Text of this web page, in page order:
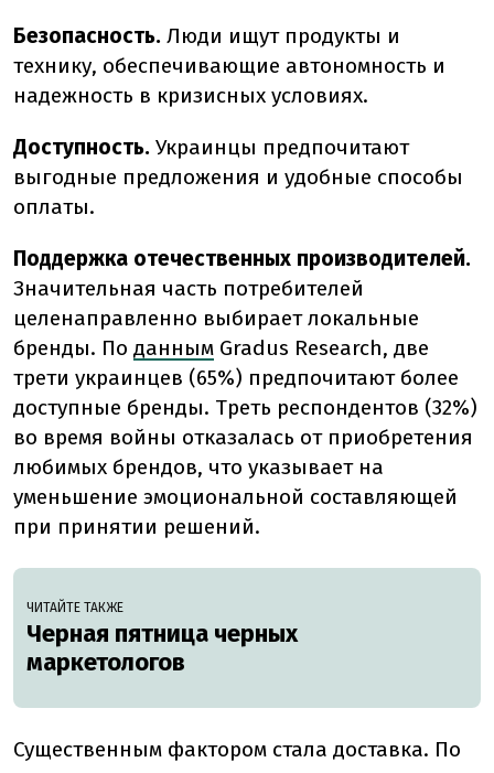
Безопасность. Люди ищут продукты и
технику, обеспечивающие автономность и
надежность в кризисных условиях.
Доступность. Украинцы предпочитают
выгодные предложения и удобные способы
оплаты.
Поддержка отечественных производителей.
Значительная часть потребителей
целенаправленно выбирает локальные
бренды. По данным Gradus Research, две
трети украинцев (65%) предпочитают более
доступные бренды. Треть респондентов (32%)
во время войны отказалась от приобретения
любимых брендов, что указывает на
уменьшение эмоциональной составляющей
при принятии решений.
ЧИТАЙТЕ ТАКЖЕ
Черная пятница черных
маркетологов
Существенным фактором стала доставка. По